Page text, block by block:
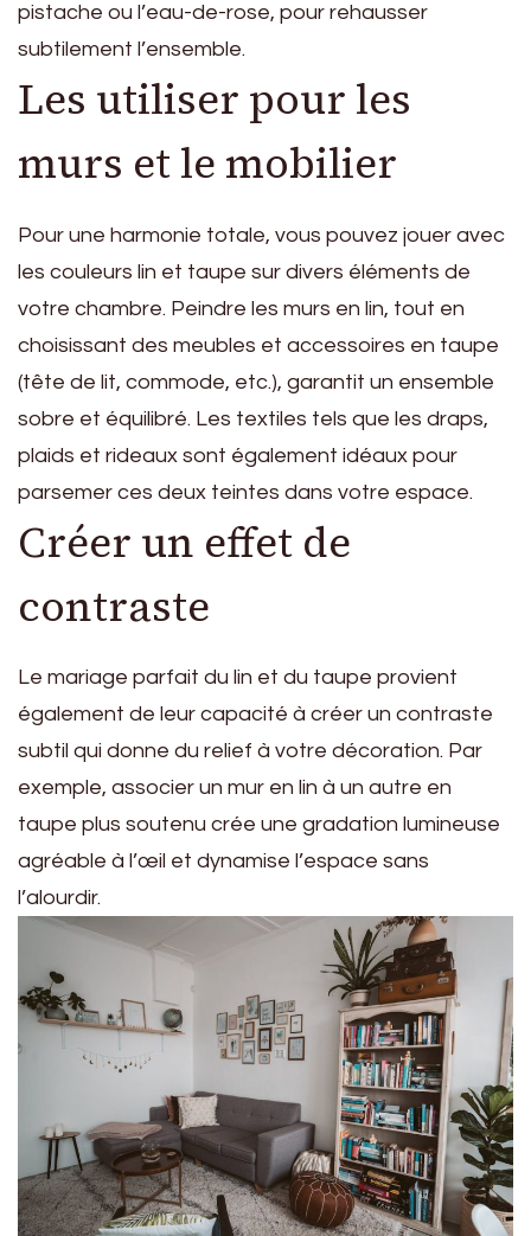
pistache ou l’eau-de-rose, pour rehausser
subtilement l’ensemble.
Les utiliser pour les
murs et le mobilier
Pour une harmonie totale, vous pouvez jouer avec
les couleurs lin et taupe sur divers éléments de
votre chambre. Peindre les murs en lin, tout en
choisissant des meubles et accessoires en taupe
(tête de lit, commode, etc.), garantit un ensemble
sobre et équilibré. Les textiles tels que les draps,
plaids et rideaux sont également idéaux pour
parsemer ces deux teintes dans votre espace.
Créer un effet de
contraste
Le mariage parfait du lin et du taupe provient
également de leur capacité à créer un contraste
subtil qui donne du relief à votre décoration. Par
exemple, associer un mur en lin à un autre en
taupe plus soutenu crée une gradation lumineuse
agréable à l’œil et dynamise l’espace sans
l’alourdir.